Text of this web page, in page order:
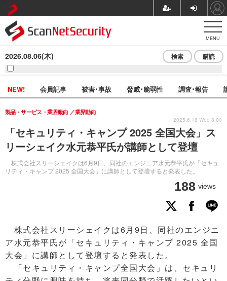
MENU
2026.08.06(木) 検索 購読
NEW! 会員記事 被害･事故 脅威･脆弱性 調査･報告
「セキュリティ・キャンプ 2025 全国大会」ス
リーシェイク水元恭平氏が講師として登壇
株式会社スリーシェイクは6月9日、同社のエンジニア水元恭平氏が「セキュ
リティ・キャンプ 2025 全国大会」に講師として登壇すると発表した。
製品・サービス・業界動向 業界動向
188 views
2025.6.18 Wed 8:00
株式会社スリーシェイクは6月9日、同社のエンジニ
ア水元恭平氏が「セキュリティ・キャンプ 2025 全国
大会」に講師として登壇すると発表した。
「セキュリティ・キャンプ全国大会」は、セキュリ